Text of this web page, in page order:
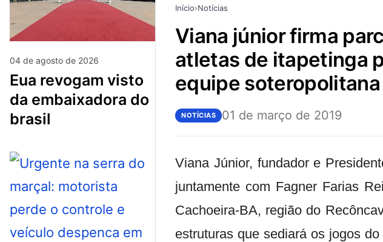
04 de agosto de 2026
eua revogam visto
da embaixadora do
brasil
Início›Notícias
viana júnior firma parceria com o pfc e envia
atletas de itapetinga
equipe soteropolitana
NOTÍCIAS 01 de março de 2019
Viana Júnior, fundador e
juntamente com Fagner Farias
Cachoeira-BA, região do
estruturas que sediará os jogos